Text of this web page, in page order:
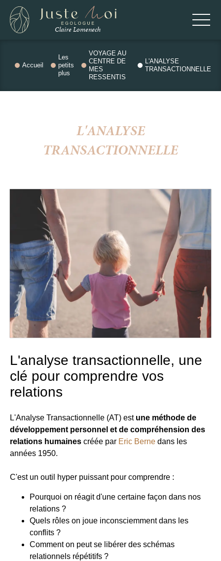
Claire Lomenech
Accueil
Les
petits
plus
VOYAGE AU
CENTRE DE
MES
RESSENTIS
L'ANALYSE
TRANSACTIONNELLE
L'ANALYSE
TRANSACTIONNELLE
L'analyse transactionnelle, une
clé pour comprendre vos
relations
L'Analyse Transactionnelle (AT) est une méthode de
développement personnel et de compréhension des
relations humaines créée par Eric Berne dans les
années 1950.
C'est un outil hyper puissant pour comprendre :
Pourquoi on réagit d'une certaine façon dans nos
relations ?
Quels rôles on joue inconsciemment dans les
conflits ?
Comment on peut se libérer des schémas
relationnels répétitifs ?
Panneau de gestion des cookies